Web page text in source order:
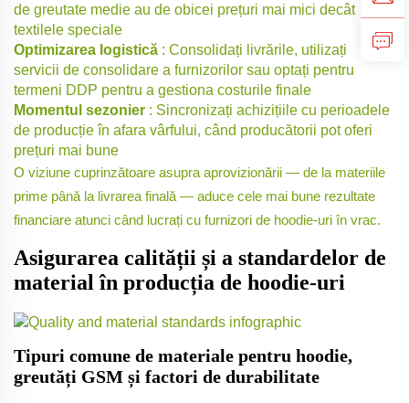
de greutate medie au de obicei prețuri mai mici decât
textilele speciale
Optimizarea logistică : Consolidați livrările, utilizați
servicii de consolidare a furnizorilor sau optați pentru
termeni DDP pentru a gestiona costurile finale
Momentul sezonier : Sincronizați achizițiile cu perioadele
de producție în afara vârfului, când producătorii pot oferi
prețuri mai bune
O viziune cuprinzătoare asupra aprovizionării — de la materiile
prime până la livrarea finală — aduce cele mai bune rezultate
financiare atunci când lucrați cu furnizori de hoodie-uri în vrac.
Asigurarea calității și a standardelor de
material în producția de hoodie-uri
Tipuri comune de materiale pentru hoodie,
greutăți GSM și factori de durabilitate